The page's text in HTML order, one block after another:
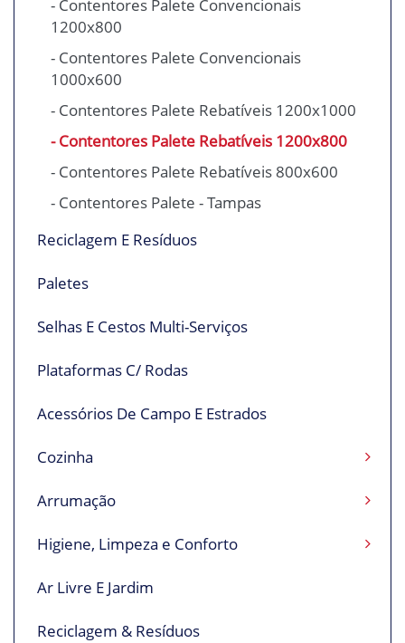
- Contentores Palete Convencionais
1200x800
- Contentores Palete Convencionais
1000x600
- Contentores Palete Rebatíveis 1200x1000
- Contentores Palete Rebatíveis 1200x800
- Contentores Palete Rebatíveis 800x600
- Contentores Palete - Tampas
Reciclagem E Resíduos
Paletes
Selhas E Cestos Multi-Serviços
Plataformas C/ Rodas
Acessórios De Campo E Estrados
Cozinha
Arrumação
Higiene, Limpeza e Conforto
Ar Livre E Jardim
Reciclagem & Resíduos